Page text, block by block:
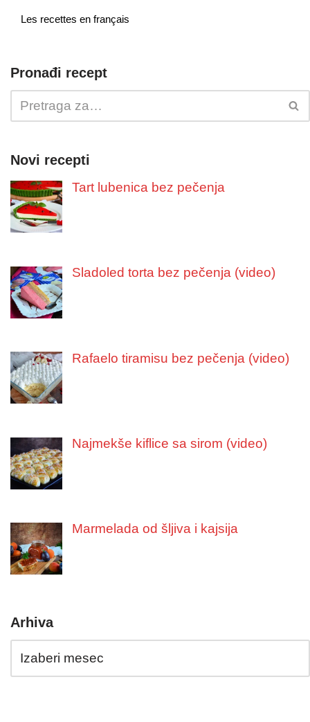
Les recettes en français
Pronađi recept
Novi recepti
Tart lubenica bez pečenja
Sladoled torta bez pečenja (video)
Rafaelo tiramisu bez pečenja (video)
Najmekše kiflice sa sirom (video)
Marmelada od šljiva i kajsija
Arhiva